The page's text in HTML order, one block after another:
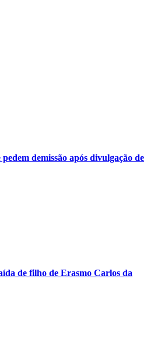
demissão após divulgação de
de filho de Erasmo Carlos da